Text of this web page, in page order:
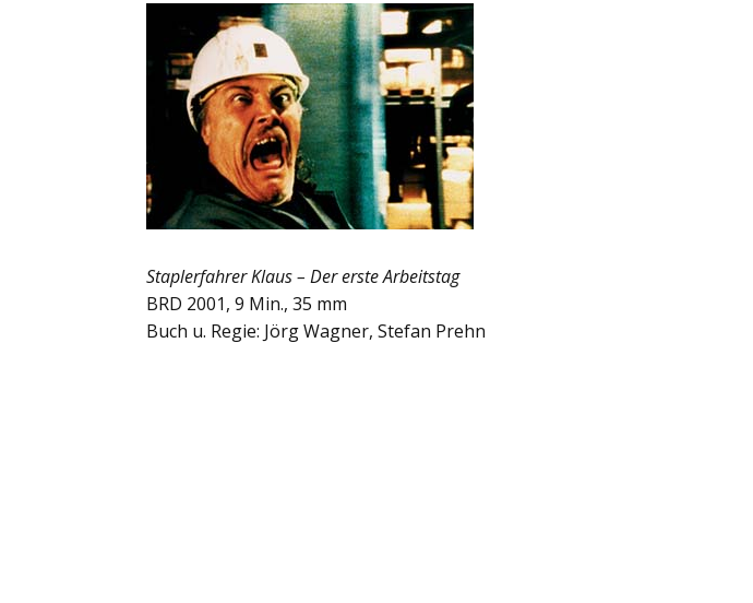
Staplerfahrer Klaus – Der erste Arbeitstag
BRD 2001, 9 Min., 35 mm
Buch u. Regie: Jörg Wagner, Stefan Prehn